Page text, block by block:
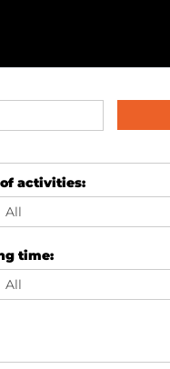
of activities:
time: